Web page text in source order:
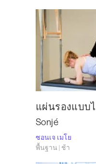
แผ่นรองแบบ
Sonjé
ซอนเจ เมโย
พื้นฐาน | ช้า